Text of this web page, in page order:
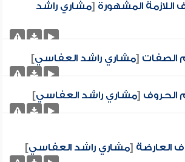
المشهورة [مشاري راشد
الصفات [مشاري راشد العفاسي]
الحروف [مشاري راشد العفاسي]
العارضة [مشاري راشد العفاسي]